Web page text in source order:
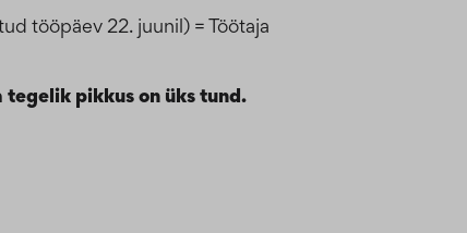
tööpäev 22. juunil) = Töötaja
pikkus on üks tund.